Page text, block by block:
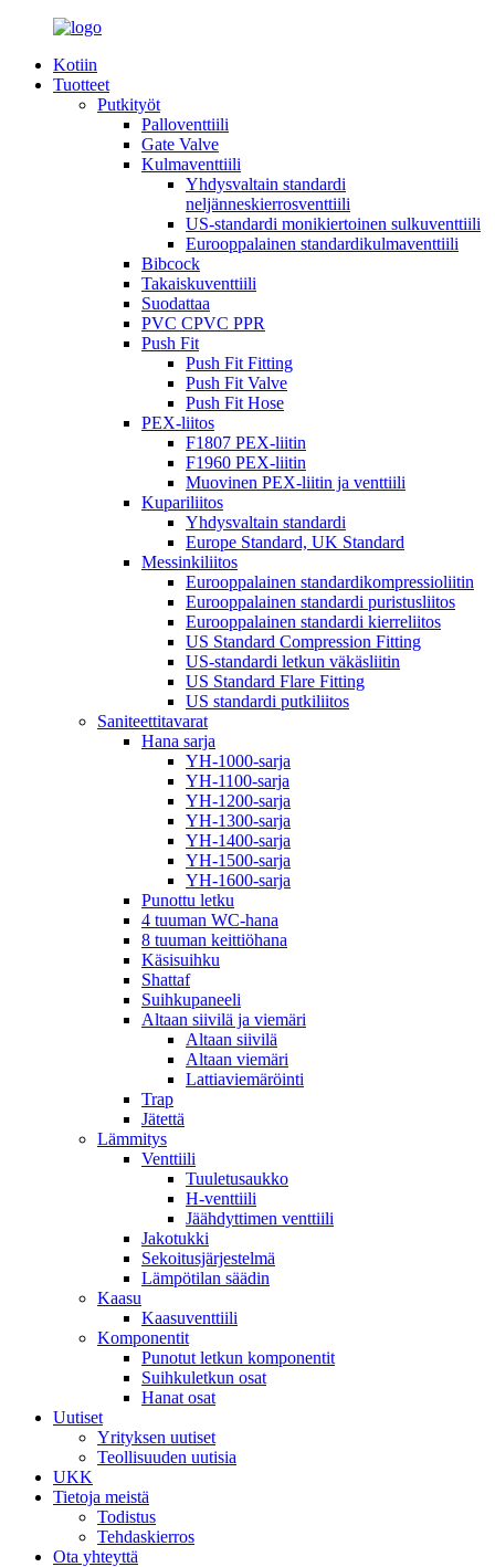
Kotiin
Tuotteet
Putkityöt
Palloventtiili
Gate Valve
Kulmaventtiili
Yhdysvaltain standardi
neljänneskierrosventtiili
US-standardi monikiertoinen sulkuventtiili
Eurooppalainen standardikulmaventtiili
Bibcock
Takaiskuventtiili
Suodattaa
PVC CPVC PPR
Push Fit
Push Fit Fitting
Push Fit Valve
Push Fit Hose
PEX-liitos
F1807 PEX-liitin
F1960 PEX-liitin
Muovinen PEX-liitin ja venttiili
Kupariliitos
Yhdysvaltain standardi
Europe Standard, UK Standard
Messinkiliitos
Eurooppalainen standardikompressioliitin
Eurooppalainen standardi puristusliitos
Eurooppalainen standardi kierreliitos
US Standard Compression Fitting
US-standardi letkun väkäsliitin
US Standard Flare Fitting
US standardi putkiliitos
Saniteettitavarat
Hana sarja
YH-1000-sarja
YH-1100-sarja
YH-1200-sarja
YH-1300-sarja
YH-1400-sarja
YH-1500-sarja
YH-1600-sarja
Punottu letku
4 tuuman WC-hana
8 tuuman keittiöhana
Käsisuihku
Shattaf
Suihkupaneeli
Altaan siivilä ja viemäri
Altaan siivilä
Altaan viemäri
Lattiaviemäröinti
Trap
Jätettä
Lämmitys
Venttiili
Tuuletusaukko
H-venttiili
Jäähdyttimen venttiili
Jakotukki
Sekoitusjärjestelmä
Lämpötilan säädin
Kaasu
Kaasuventtiili
Komponentit
Punotut letkun komponentit
Suihkuletkun osat
Hanat osat
Uutiset
Yrityksen uutiset
Teollisuuden uutisia
UKK
Tietoja meistä
Todistus
Tehdaskierros
Ota yhteyttä